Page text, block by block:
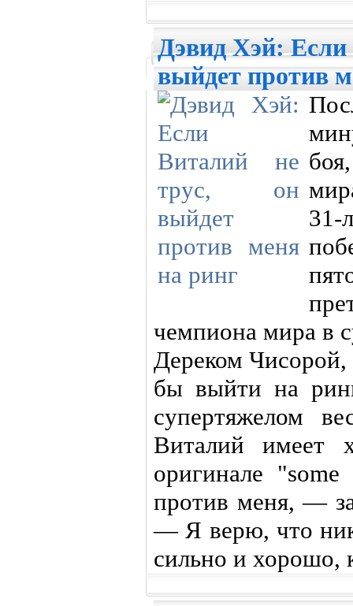
Дэвид Хэй: Если
выйдет против
31-
чемпиона мира в
Дереком Чисорой,
бы выйти на
супертяжелом
Виталий имеет
оригинале
против меня, —
— Я верю, что
сильно и хорошо,